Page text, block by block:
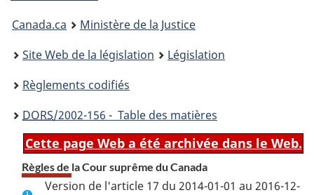
You
are
here:
Canada.ca
Ministère de la Justice
Site Web de la législation
Législation
Règlements codifiés
DORS/2002-156 - Table des matières
Cette page Web a été archivée dans le Web.
Règles de la Cour suprême du Canada
Version de l'article 17 du 2014-01-01 au 2016-12-